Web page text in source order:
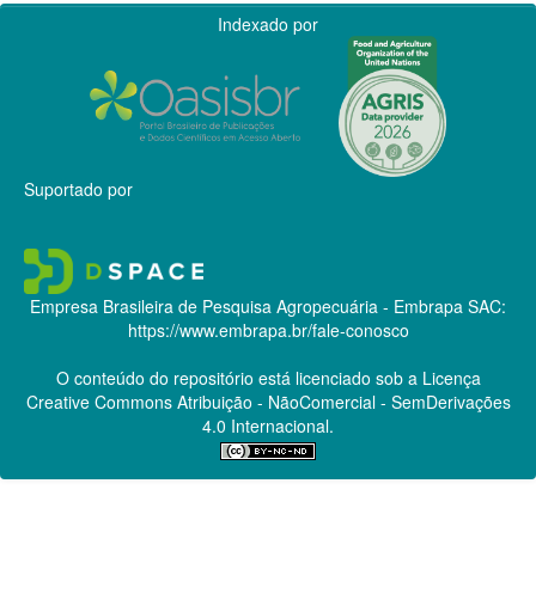
Indexado por
Suportado por
Empresa Brasileira de Pesquisa Agropecuária - Embrapa SAC:
https://www.embrapa.br/fale-conosco
O conteúdo do repositório está licenciado sob a Licença
Creative CommonsAtribuição - NãoComercial - SemDerivações
4.0 Internacional.